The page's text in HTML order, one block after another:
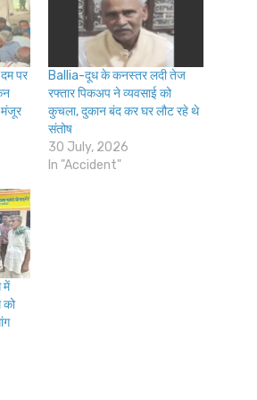
पर
मंजूर
Ballia-दूध के कनस्तर लदी तेज
रफ्तार पिकअप ने व्यवसाई को
कुचला, दुकान बंद कर घर लौट रहे थे
संतोष
30 July, 2026
In "Accident"
में
को